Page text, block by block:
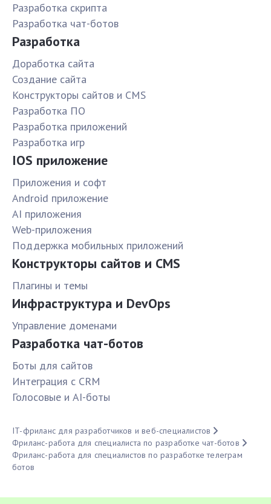
Разработка скрипта
Разработка чат-ботов
Разработка
Доработка сайта
Создание сайта
Конструкторы сайтов и CMS
Разработка ПО
Разработка приложений
Разработка игр
IOS приложение
Приложения и софт
Android приложение
AI приложения
Web-приложения
Поддержка мобильных приложений
Конструкторы сайтов и CMS
Плагины и темы
Инфраструктура и DevOps
Управление доменами
Разработка чат-ботов
Боты для сайтов
Интеграция с CRM
Голосовые и AI-боты
IT-фриланс для разработчиков и веб-специалистов
Фриланс-работа для специалиста по разработке чат-ботов
Фриланс-работа для специалистов по разработке телеграм
ботов